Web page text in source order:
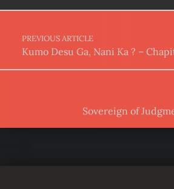
Post navigation
PREVIOUS ARTICLE
Kumo Desu Ga, Nani Ka ? –
Sovereign of